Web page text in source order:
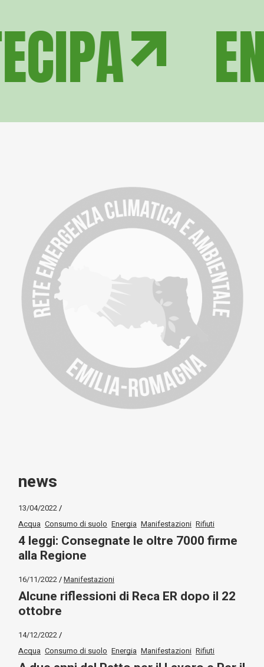
news
13/04/2022
Acqua Consumo di suolo Energia Manifestazioni Rifiuti
4 leggi: Consegnate le oltre 7000 firme
alla Regione
16/11/2022 Manifestazioni
Alcune riflessioni di Reca ER dopo il 22
ottobre
14/12/2022
Acqua Consumo di suolo Energia Manifestazioni Rifiuti